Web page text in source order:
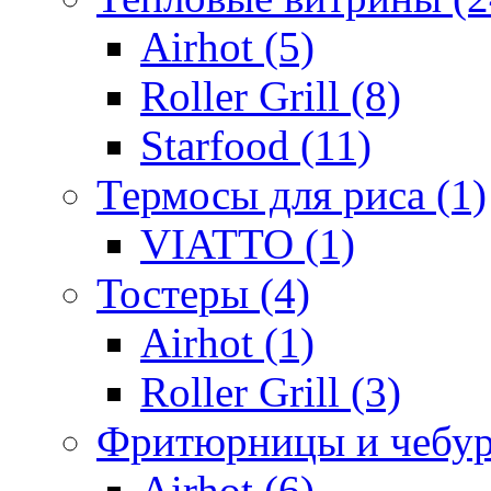
Airhot (5)
Roller Grill (8)
Starfood (11)
Термосы для риса (1)
VIATTO (1)
Тостеры (4)
Airhot (1)
Roller Grill (3)
Фритюрницы и